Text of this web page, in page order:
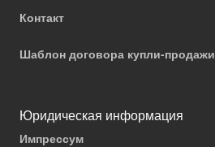
Контакт
Шаблон договора купли-продажи
Юридическая информация
Импрессум